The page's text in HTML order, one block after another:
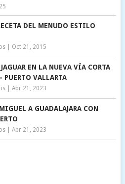
DEL MENUDO ESTILO
| Oct 21, 2015
EN LA NUEVA VÍA CORTA
PUERTO VALLARTA
| Abr 21, 2023
A GUADALAJARA CON
| Abr 21, 2023